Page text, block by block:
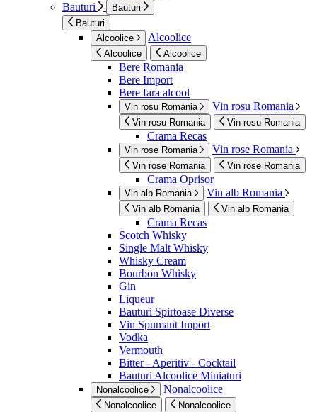
Bauturi
Bauturi
Bauturi
Alcoolice
Alcoolice
Alcoolice Alcoolice
Bere Romania
Bere Import
Bere fara alcool
Vin rosu Romania Vin rosu Romania
Vin rosu Romania Vin rosu Romania
Crama Recas
Vin rose Romania Vin rose Romania
Vin rose Romania Vin rose Romania
Crama Oprisor
Vin alb Romania Vin alb Romania
Vin alb Romania Vin alb Romania
Crama Recas
Scotch Whisky
Single Malt Whisky
Whisky Cream
Bourbon Whisky
Gin
Liqueur
Bauturi Spirtoase Diverse
Vin Spumant Import
Vodka
Vermouth
Bitter - Aperitiv - Cocktail
Bauturi Alcoolice Miniaturi
Nonalcoolice Nonalcoolice
Nonalcoolice Nonalcoolice